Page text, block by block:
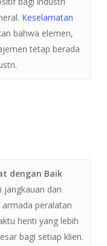
Keselamatan
bahwa elemen,
tetap berada
dengan Baik
jangkauan dan
peralatan
henti yang lebih
bagi setiap klien.